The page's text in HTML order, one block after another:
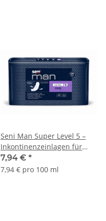
Seni Man Super Level 5 –
Inkontinenzeinlagen für
Männer, 15 Stück,
atmungsaktiv & diskret
7,94 € *
7,94 € pro 100 ml